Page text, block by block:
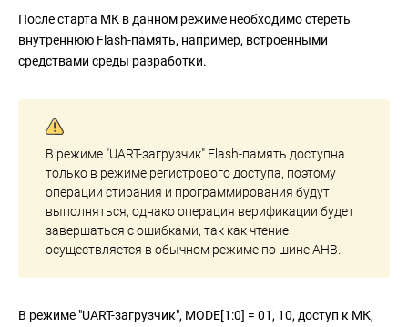
После старта МК в данном режиме необходимо стереть
внутреннюю Flash-память, например, встроенными
средствами среды разработки.
В режиме "UART-загрузчик" Flash-память доступна
только в режиме регистрового доступа, поэтому
операции стирания и программирования будут
выполняться, однако операция верификации будет
завершаться с ошибками, так как чтение
осуществляется в обычном режиме по шине AHB.
В режиме "UART-загрузчик", MODE[1:0] = 01, 10, доступ к МК,